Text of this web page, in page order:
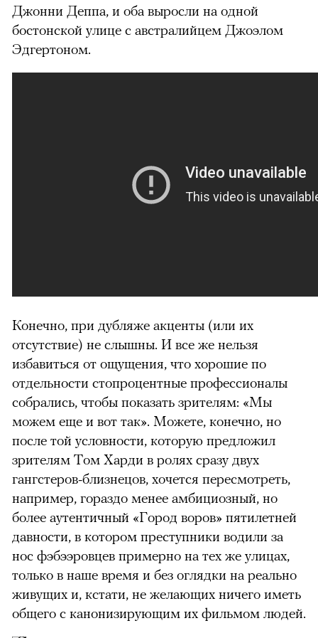
Джонни Деппа, и оба выросли на одной
бостонской улице с австралийцем Джоэлом
Эдгертоном.
Конечно, при дубляже акценты (или их
отсутствие) не слышны. И все же нельзя
избавиться от ощущения, что хорошие по
отдельности стопроцентные профессионалы
собрались, чтобы показать зрителям: «Мы
можем еще и вот так». Можете, конечно, но
после той условности, которую предложил
зрителям Том Харди в ролях сразу двух
гангстеров-близнецов, хочется пересмотреть,
например, гораздо менее амбициозный, но
более аутентичный «Город воров» пятилетней
давности, в котором преступники водили за
нос фэбээровцев примерно на тех же улицах,
только в наше время и без оглядки на реально
живущих и, кстати, не желающих ничего иметь
общего с канонизирующим их фильмом людей.